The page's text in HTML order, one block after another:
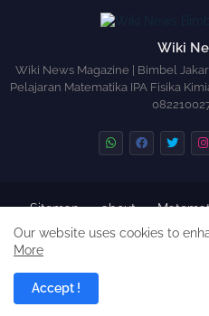
Wiki
Wiki News Magazine | Bimbel
Pelajaran Matematika IPA Fisika
Blogger by
Sitemap about
Biologi
Science
Our website uses cookies to
More
Accept !